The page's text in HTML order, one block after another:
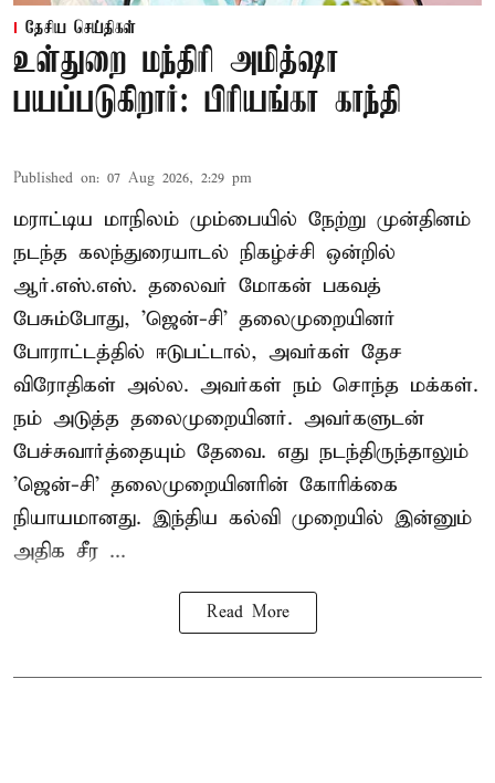
தேசிய செய்திகள்
உள்துறை மந்திரி அமித்ஷா
பயப்படுகிறார்: பிரியங்கா காந்தி
Published on: 07 Aug 2026, 2:29 pm
மராட்டிய மாநிலம் மும்பையில் நேற்று முன்தினம்
நடந்த கலந்துரையாடல் நிகழ்ச்சி ஒன்றில்
ஆர்.எஸ்.எஸ். தலைவர் மோகன் பகவத்
பேசும்போது, 'ஜென்-சி' தலைமுறையினர்
போராட்டத்தில் ஈடுபட்டால், அவர்கள் தேச
விரோதிகள் அல்ல. அவர்கள் நம் சொந்த மக்கள்.
நம் அடுத்த தலைமுறையினர். அவர்களுடன்
பேச்சுவார்த்தையும் தேவை. எது நடந்திருந்தாலும்
'ஜென்-சி' தலைமுறையினரின் கோரிக்கை
நியாயமானது. இந்திய கல்வி முறையில் இன்னும்
அதிக சீர ...
Read More